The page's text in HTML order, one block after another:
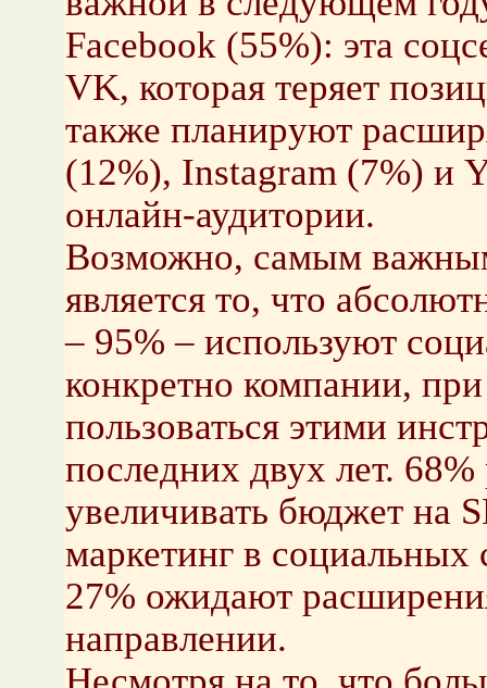
Facebook (55%): эта
VK, которая теряет
также планируют
(12%), Instagram (7%) и
онлайн-аудитории.
Возможно, самым
является то, что
– 95% – используют
конкретно компании,
пользоваться этими
последних двух лет.
увеличивать бюджет на
маркетинг в социальных
27% ожидают
направлении.